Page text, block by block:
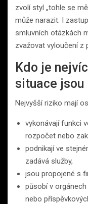
zvolí styl „tohle se
může narazit. I
smluvních otázkách
zvažovat vyloučení z
Kdo je
situace jsou
Nejvyšší riziko mají
vykonávají funkci
rozpočet nebo
podnikají ve
zadává služby,
jsou propojené s
působí v
nebo